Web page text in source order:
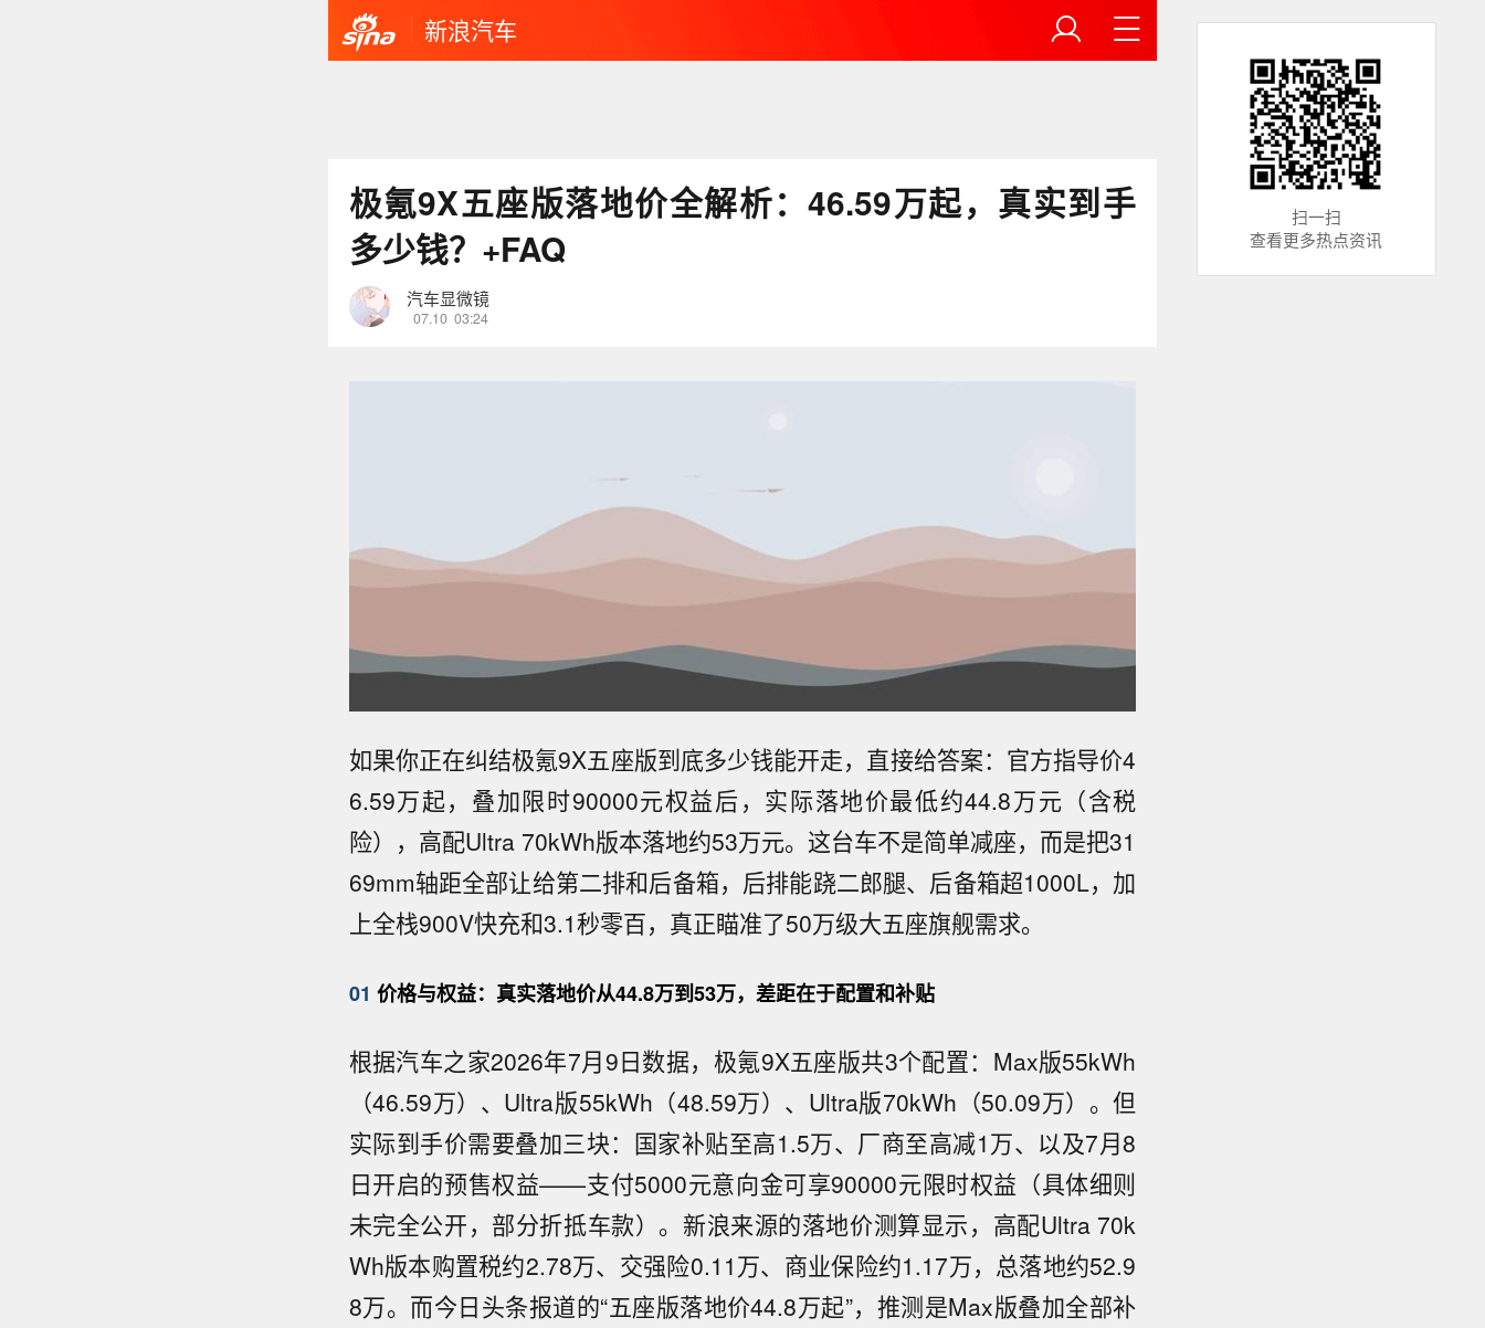
新浪汽车
极氪9X五座版落地价全解析：46.59万起，真实到手
多少钱？+FAQ
汽车显微镜
07.10 03:24
如果你正在纠结极氪9X五座版到底多少钱能开走，直接给答案：官方指导价4
6.59万起，叠加限时90000元权益后，实际落地价最低约44.8万元（含税
险），高配Ultra 70kWh版本落地约53万元。这台车不是简单减座，而是把31
69mm轴距全部让给第二排和后备箱，后排能跷二郎腿、后备箱超1000L，加
上全栈900V快充和3.1秒零百，真正瞄准了50万级大五座旗舰需求。
01 价格与权益：真实落地价从44.8万到53万，差距在于配置和补贴
根据汽车之家2026年7月9日数据，极氪9X五座版共3个配置：Max版55kWh
（46.59万）、Ultra版55kWh（48.59万）、Ultra版70kWh（50.09万）。但
实际到手价需要叠加三块：国家补贴至高1.5万、厂商至高减1万、以及7月8
日开启的预售权益——支付5000元意向金可享90000元限时权益（具体细则
未完全公开，部分折抵车款）。新浪来源的落地价测算显示，高配Ultra 70k
Wh版本购置税约2.78万、交强险0.11万、商业保险约1.17万，总落地约52.9
8万。而今日头条报道的“五座版落地价44.8万起”，推测是Max版叠加全部补
扫一扫
查看更多热点资讯